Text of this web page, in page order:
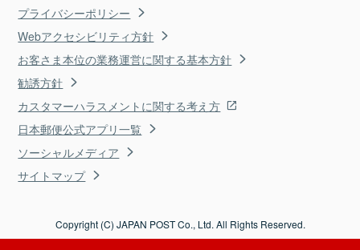
プライバシーポリシー
Webアクセシビリティ方針
お客さま本位の業務運営に関する基本方針
勧誘方針
カスタマーハラスメントに関する考え方
日本郵便公式アプリ一覧
ソーシャルメディア
サイトマップ
Copyright (C) JAPAN POST Co., Ltd. All Rights Reserved.